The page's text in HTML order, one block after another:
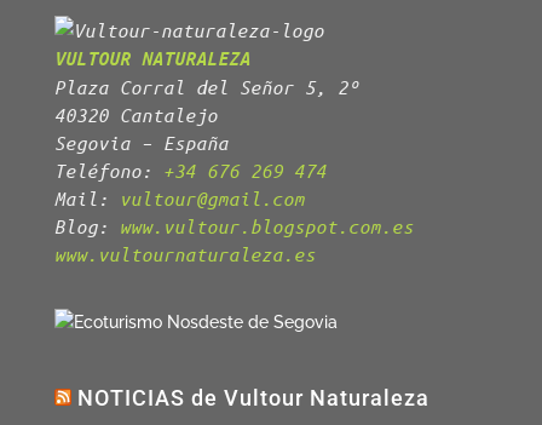
VULTOUR NATURALEZA
Plaza Corral del Señor 5, 2º
40320 Cantalejo
Segovia – España
Teléfono: +34 676 269 474
Mail:
vultour@gmail.com
Blog: www.vultour.blogspot.com.es
www.vultournaturaleza.es
NOTICIAS de Vultour Naturaleza